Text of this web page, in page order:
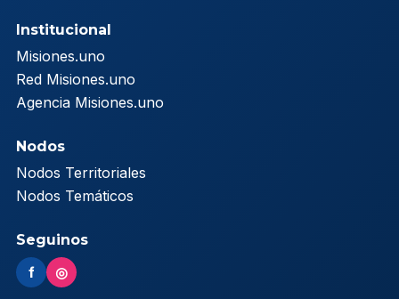
Institucional
Misiones.uno
Red Misiones.uno
Agencia Misiones.uno
Nodos
Nodos Territoriales
Nodos Temáticos
Seguinos
f ◎